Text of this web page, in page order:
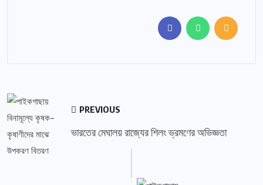
PREVIOUS
ভারতের মেঘালয় রাজ্যের শিলং ভ্রমণের অভিজ্ঞতা